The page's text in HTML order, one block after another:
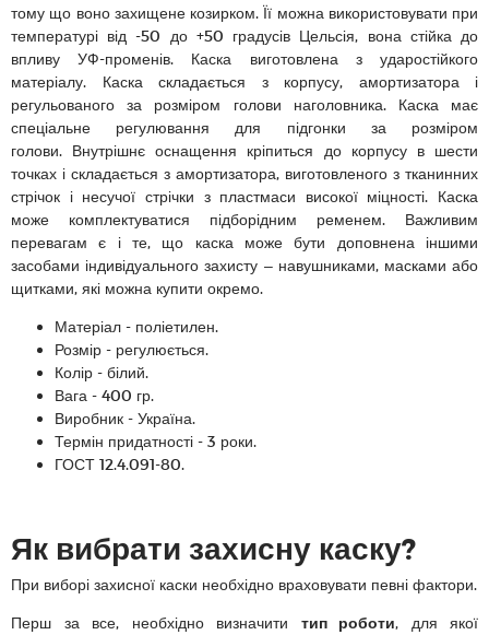
тому що воно захищене козирком. Її можна використовувати при
температурі від -50 до +50 градусів Цельсія, вона стійка до
впливу УФ-променів. Каска виготовлена з ударостійкого
матеріалу. Каска складається з корпусу, амортизатора і
регульованого за розміром голови наголовника. Каска має
спеціальне регулювання для підгонки за розміром
голови. Внутрішнє оснащення кріпиться до корпусу в шести
точках і складається з амортизатора, виготовленого з тканинних
стрічок і несучої стрічки з пластмаси високої міцності. Каска
може комплектуватися підборідним ременем. Важливим
перевагам є і те, що каска може бути доповнена іншими
засобами індивідуального захисту – навушниками, масками або
щитками, які можна купити окремо.
Матеріал - поліетилен.
Розмір - регулюється.
Колір - білий.
Вага - 400 гр.
Виробник - Україна.
Термін придатності - 3 роки.
ГОСТ 12.4.091-80.
Як вибрати захисну каску?
При виборі захисної каски необхідно враховувати певні фактори.
Перш за все, необхідно визначити тип роботи, для якої